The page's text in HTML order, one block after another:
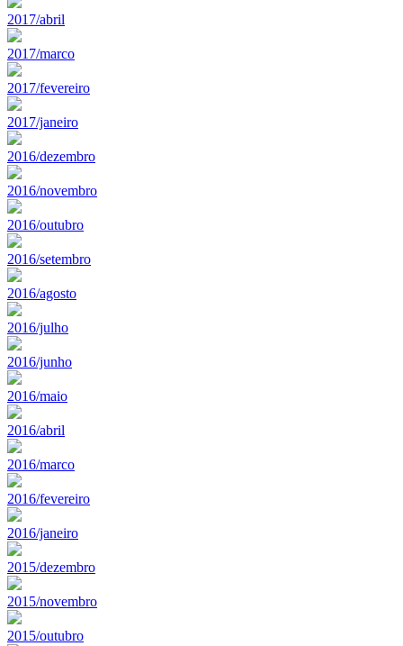
2017/abril
2017/marco
2017/fevereiro
2017/janeiro
2016/dezembro
2016/novembro
2016/outubro
2016/setembro
2016/agosto
2016/julho
2016/junho
2016/maio
2016/abril
2016/marco
2016/fevereiro
2016/janeiro
2015/dezembro
2015/novembro
2015/outubro